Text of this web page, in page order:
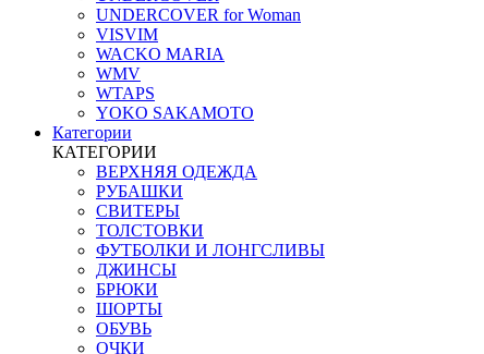
UNDERCOVER for Woman
VISVIM
WACKO MARIA
WMV
WTAPS
YOKO SAKAMOTO
Категории
КАТЕГОРИИ
ВЕРХНЯЯ ОДЕЖДА
РУБАШКИ
СВИТЕРЫ
ТОЛСТОВКИ
ФУТБОЛКИ И ЛОНГСЛИВЫ
ДЖИНСЫ
БРЮКИ
ШОРТЫ
ОБУВЬ
ОЧКИ